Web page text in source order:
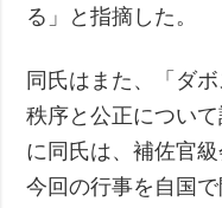
る」と指摘した。
同氏はまた、「ダ
秩序と公正につい
に同氏は、補佐官
今回の行事を自国